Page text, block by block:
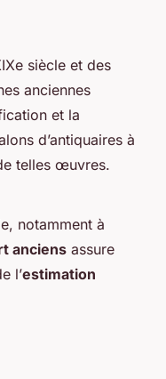
siècle et des
anciennes
et la
d’antiquaires à
telles œuvres.
notamment à
anciens assure
l’estimation